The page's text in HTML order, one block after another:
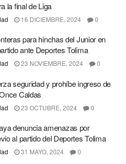
la final de Liga
16 DICIEMBRE, 2024 0
para hinchas del Junior en
ante Deportes Tolima
23 NOVIEMBRE, 2024 0
seguridad y prohíbe ingreso de
Caldas
23 OCTUBRE, 2024 0
denuncia amenazas por
al partido del Deportes Tolima
31 MAYO, 2024 0